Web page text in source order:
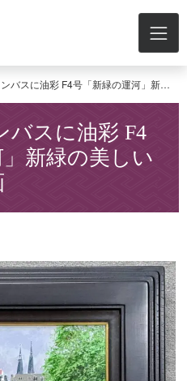
油彩 F4号「新緑の運河」新緑の美しい緑と水辺の名画
バスに油彩 F4
新緑の美しい